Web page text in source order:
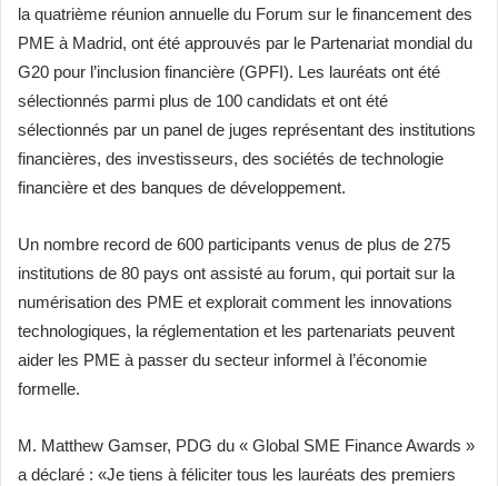
la quatrième réunion annuelle du Forum sur le financement des
PME à Madrid, ont été approuvés par le Partenariat mondial du
G20 pour l’inclusion financière (GPFI). Les lauréats ont été
sélectionnés parmi plus de 100 candidats et ont été
sélectionnés par un panel de juges représentant des institutions
financières, des investisseurs, des sociétés de technologie
financière et des banques de développement.
Un nombre record de 600 participants venus de plus de 275
institutions de 80 pays ont assisté au forum, qui portait sur la
numérisation des PME et explorait comment les innovations
technologiques, la réglementation et les partenariats peuvent
aider les PME à passer du secteur informel à l’économie
formelle.
M. Matthew Gamser, PDG du « Global SME Finance Awards »
a déclaré : «Je tiens à féliciter tous les lauréats des premiers